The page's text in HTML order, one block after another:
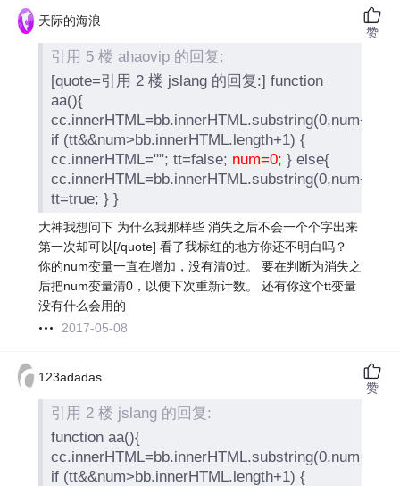
天际的海浪
引用 5 楼 ahaovip 的回复:
[quote=引用 2 楼 jslang 的回复:] function
aa(){
cc.innerHTML=bb.innerHTML.substring(0,num++);
if (tt&&num>bb.innerHTML.length+1) {
cc.innerHTML=""; tt=false; num=0;} else{
cc.innerHTML=bb.innerHTML.substring(0,num++);
tt=true; } }
大神我想问下 为什么我那样些 消失之后不会一个个字出来
第一次却可以[/quote] 看了我标红的地方你还不明白吗？
你的num变量一直在增加，没有清0过。 要在判断为消失之
后把num变量清0，以便下次重新计数。 还有你这个tt变量
没有什么会用的
2017-05-08
赞
123adadas
引用 2 楼 jslang 的回复:
function aa(){
cc.innerHTML=bb.innerHTML.substring(0,num++);
if (tt&&num>bb.innerHTML.length+1) {
赞